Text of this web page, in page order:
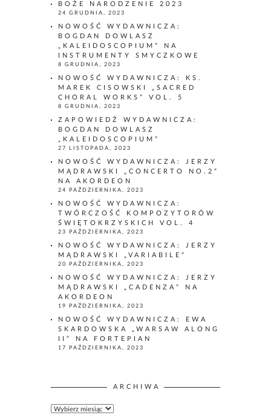
BOŻE NARODZENIE 2023
24 GRUDNIA, 2023
NOWOŚĆ WYDAWNICZA:
BOGDAN DOWLASZ
„KALEIDOSCOPIUM” NA
INSTRUMENTY SMYCZKOWE
8 GRUDNIA, 2023
NOWOŚĆ WYDAWNICZA: KS.
MAREK CISOWSKI „SACRED
CHORAL WORKS” VOL. 5
8 GRUDNIA, 2023
ZAPOWIEDŹ WYDAWNICZA:
BOGDAN DOWLASZ
„KALEIDOSCOPIUM”
27 LISTOPADA, 2023
NOWOŚĆ WYDAWNICZA: JERZY
MĄDRAWSKI „CONCERTO NO.2”
NA AKORDEON
24 PAŹDZIERNIKA, 2023
NOWOŚĆ WYDAWNICZA:
TWÓRCZOŚĆ KOMPOZYTORÓW
ŚWIĘTOKRZYSKICH VOL. 4
23 PAŹDZIERNIKA, 2023
NOWOŚĆ WYDAWNICZA: JERZY
MĄDRAWSKI „VARIABILE”
20 PAŹDZIERNIKA, 2023
NOWOŚĆ WYDAWNICZA: JERZY
MĄDRAWSKI „CADENZA” NA
AKORDEON
19 PAŹDZIERNIKA, 2023
NOWOŚĆ WYDAWNICZA: EWA
SKARDOWSKA „WARSAW ALONG
II” NA FORTEPIAN
17 PAŹDZIERNIKA, 2023
ARCHIWA
A